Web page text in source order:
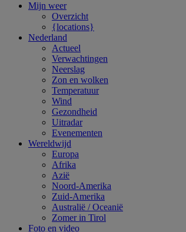
Mijn weer
Overzicht
{locations}
Nederland
Actueel
Verwachtingen
Neerslag
Zon en wolken
Temperatuur
Wind
Gezondheid
Uitradar
Evenementen
Wereldwijd
Europa
Afrika
Azië
Noord-Amerika
Zuid-Amerika
Australië / Oceanië
Zomer in Tirol
Foto en video